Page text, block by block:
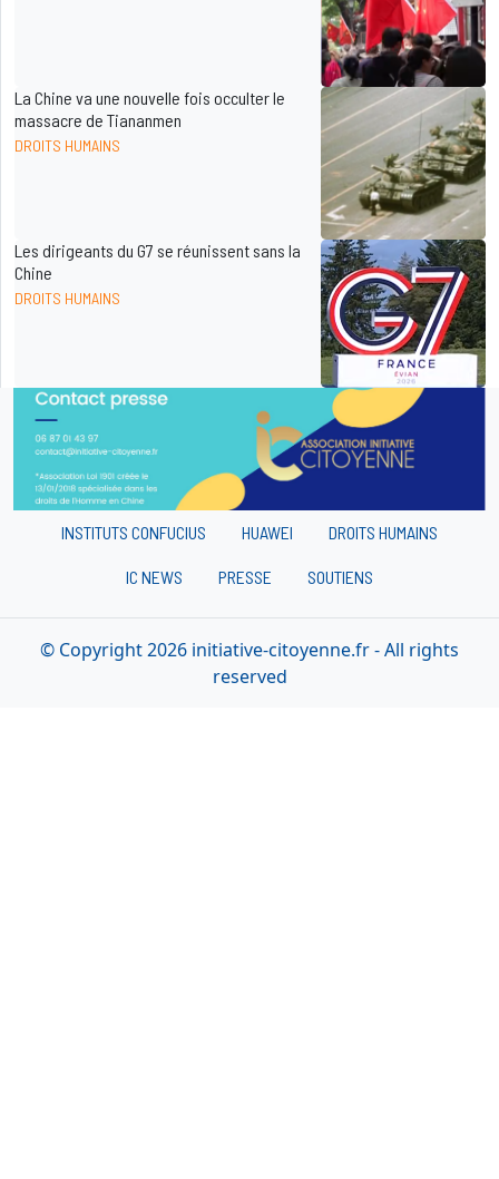
La Chine va une nouvelle fois occulter le
massacre de Tiananmen
DROITS HUMAINS
Les dirigeants du G7 se réunissent sans la
Chine
DROITS HUMAINS
INSTITUTS CONFUCIUS HUAWEI DROITS HUMAINS
IC NEWS PRESSE SOUTIENS
© Copyright 2026 initiative-citoyenne.fr - All rights
reserved